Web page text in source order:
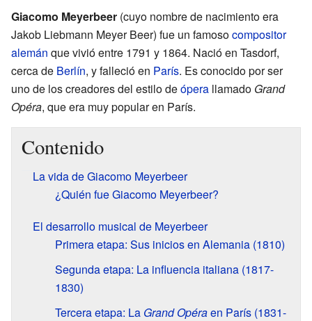
Giacomo Meyerbeer (cuyo nombre de nacimiento era
Jakob Liebmann Meyer Beer) fue un famosocompositor
alemán que vivió entre 1791 y 1864. Nació en Tasdorf,
cerca de Berlín, y falleció en París. Es conocido por ser
uno de los creadores del estilo deópera llamado Grand
Opéra, que era muy popular en París.
Contenido
La vida de Giacomo Meyerbeer
¿Quién fue Giacomo Meyerbeer?
El desarrollo musical de Meyerbeer
Primera etapa: Sus inicios en Alemania (1810)
Segunda etapa: La influencia italiana (1817-
1830)
Tercera etapa: La Grand Opéraen París (1831-